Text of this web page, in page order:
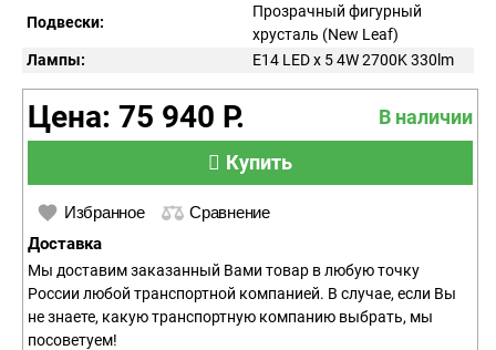
Подвески:
Прозрачный фигурный
хрусталь (New Leaf)
Лампы:
E14 LED x 5 4W 2700K 330lm
Цена: 75 940 Р.
В наличии
Купить
Избранное Сравнение
Доставка
Мы доставим заказанный Вами товар в любую точку
России любой транспортной компанией. В случае, если Вы
не знаете, какую транспортную компанию выбрать, мы
посоветуем!